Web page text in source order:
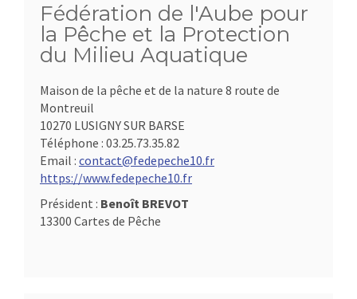
Fédération de l'Aube pour
la Pêche et la Protection
du Milieu Aquatique
Maison de la pêche et de la nature 8 route de
Montreuil
10270 LUSIGNY SUR BARSE
Téléphone : 03.25.73.35.82
Email : contact@fedepeche10.fr
https://www.fedepeche10.fr
Président : Benoît BREVOT
13300 Cartes de Pêche